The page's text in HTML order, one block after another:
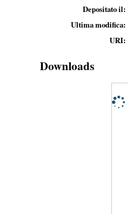
Depositato il:
Ultima modifica:
URI:
Downloads